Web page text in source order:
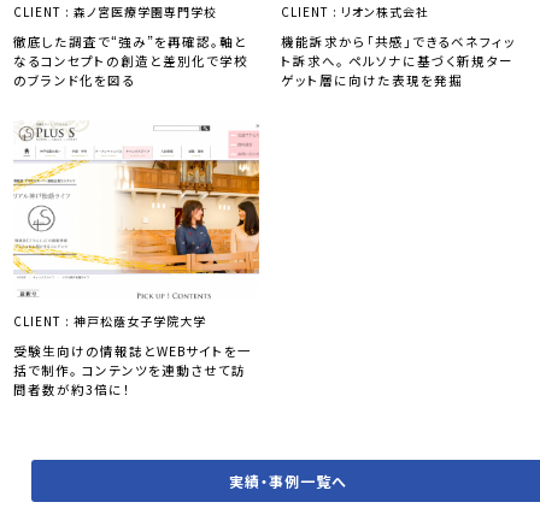
CLIENT :森ノ宮医療学園専門学校
徹底した調査で“強み”を再確認。軸と
なるコンセプトの創造と差別化で学校
のブランド化を図る
CLIENT : リオン株式会社
機能訴求から「共感」できるベネフィッ
ト訴求へ。 ペルソナに基づく新規ター
ゲット層に向けた表現を発掘
CLIENT :神戸松蔭女子学院大学
受験生向けの情報誌とWEBサイトを一
括で制作。 コンテンツを連動させて訪
問者数が約3倍に！
実績・事例一覧へ